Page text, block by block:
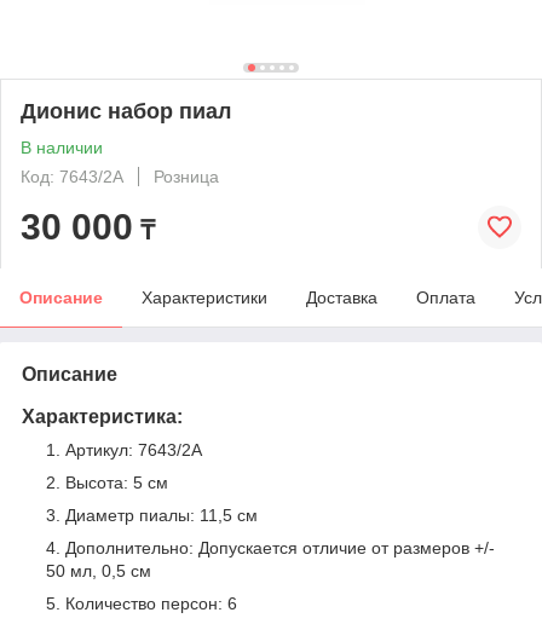
Дионис набор пиал
В наличии
Код: 7643/2А
Розница
30 000 ₸
Описание Характеристики Доставка Оплата
Описание
Характеристика:
Артикул: 7643/2А
Высота: 5 см
Диаметр пиалы: 11,5 см
Дополнительно: Допускается отличие от размеров +/-
50 мл, 0,5 см
Количество персон: 6